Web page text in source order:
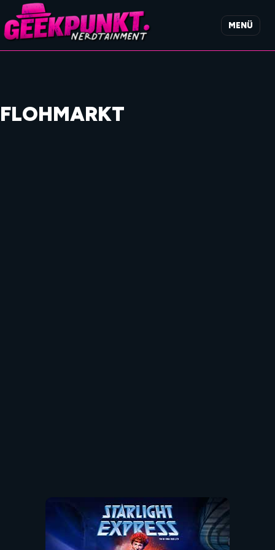
MENÜ
FLOHMARKT